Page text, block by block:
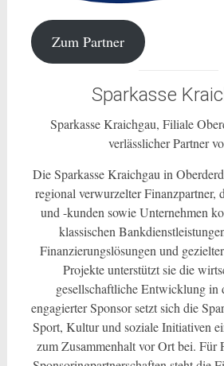
Zum Partner
Sparkasse
Sparkasse Kraichgau, Filiale
verlässlicher Partner
Die Sparkasse Kraichgau in
regional verwurzelter Finanzpartner,
und -kunden sowie Unternehmen
klassischen
Finanzierungslösungen und
Projekte unterstützt sie die
gesellschaftliche Entwicklung in
engagierter Sponsor setzt sich die
Sport, Kultur und soziale Initiativen
zum Zusammenhalt vor Ort bei. Für